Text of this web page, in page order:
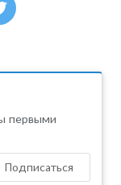
первыми
Подписаться